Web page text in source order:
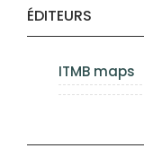
ÉDITEURS
ITMB maps